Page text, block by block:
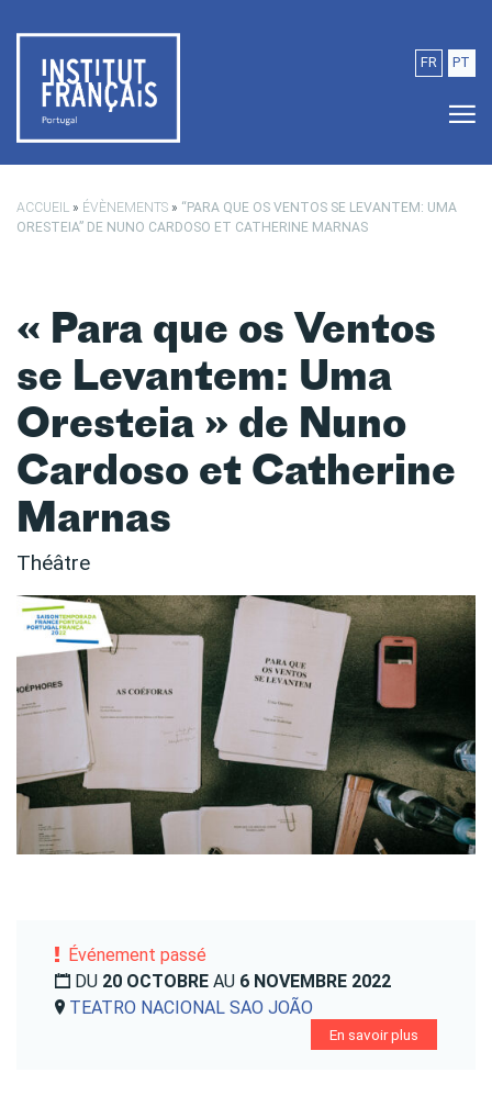
FR PT
ACCUEIL » ÉVÈNEMENTS » “PARA QUE OS VENTOS SE LEVANTEM: UMA
ORESTEIA” DE NUNO CARDOSO ET CATHERINE MARNAS
« Para que os Ventos
se Levantem: Uma
Oresteia » de Nuno
Cardoso et Catherine
Marnas
Théâtre
Événement passé
DU 20 OCTOBRE AU 6 NOVEMBRE 2022
TEATRO NACIONAL SAO JOÃO
En savoir plus